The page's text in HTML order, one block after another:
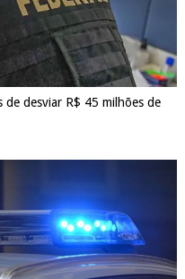
de desviar R$ 45 milhões de